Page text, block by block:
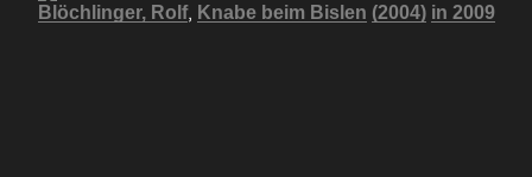
Blöchlinger, Rolf, Knabe beim Bislen (2004) in 2009